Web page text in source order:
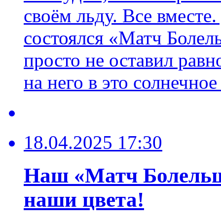
своём льду. Все
состоялся «Матч
просто не оставил
на него в это
18.04.2025 17:30
Наш «Матч
наши цвета!